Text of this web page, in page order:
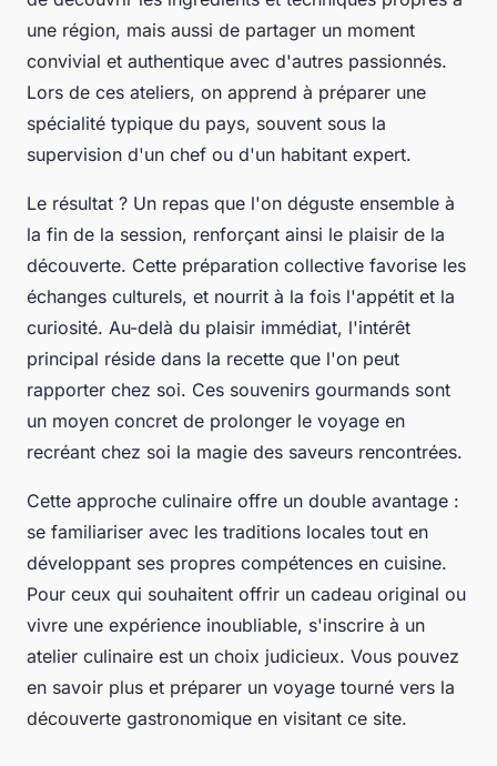
une région, mais aussi de partager un moment
convivial et authentique avec d'autres passionnés.
Lors de ces ateliers, on apprend à préparer une
spécialité typique du pays, souvent sous la
supervision d'un chef ou d'un habitant expert.
Le résultat ? Un repas que l'on déguste ensemble à
la fin de la session, renforçant ainsi le plaisir de la
découverte. Cette préparation collective favorise les
échanges culturels, et nourrit à la fois l'appétit et la
curiosité. Au-delà du plaisir immédiat, l'intérêt
principal réside dans la recette que l'on peut
rapporter chez soi. Ces souvenirs gourmands sont
un moyen concret de prolonger le voyage en
recréant chez soi la magie des saveurs rencontrées.
Cette approche culinaire offre un double avantage :
se familiariser avec les traditions locales tout en
développant ses propres compétences en cuisine.
Pour ceux qui souhaitent offrir un cadeau original ou
vivre une expérience inoubliable, s'inscrire à un
atelier culinaire est un choix judicieux. Vous pouvez
en savoir plus et préparer un voyage tourné vers la
découverte gastronomique en visitant ce site.